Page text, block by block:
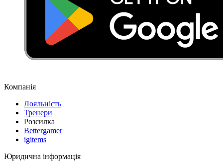
Компанія
Лояльність
Тренери
Розсилка
Bettergamer
igitems
Юридична інформація